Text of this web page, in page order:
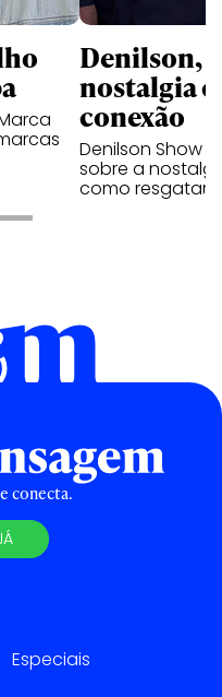
Denilson,
nostalgia
conexão
Denilson Show
sobre a
como resgatar
conecta.
Especiais